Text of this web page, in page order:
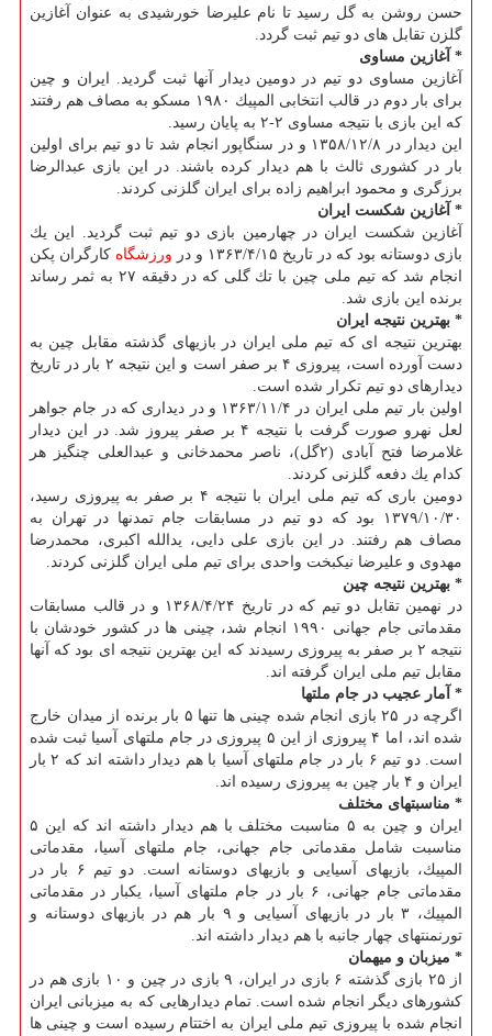
حسن روشن به گل رسید تا نام علیرضا خورشیدی به عنوان آغازین
گلزن تقابل های دو تیم ثبت گردد.
* آغازین مساوی
آغازین مساوی دو تیم در دومین دیدار آنها ثبت گردید. ایران و چین
برای بار دوم در قالب انتخابی المپیك ۱۹۸۰ مسكو به مصاف هم رفتند
كه این بازی با نتیجه مساوی ۲-۲ به پایان رسید.
این دیدار در ۱۳۵۸/۱۲/۸ و در سنگاپور انجام شد تا دو تیم برای اولین
بار در كشوری ثالث با هم دیدار كرده باشند. در این بازی عبدالرضا
برزگری و محمود ابراهیم زاده برای ایران گلزنی كردند.
* آغازین شكست ایران
آغازین شكست ایران در چهارمین بازی دو تیم ثبت گردید. این یك
بازی دوستانه بود كه در تاریخ ۱۳۶۳/۴/۱۵ و در
ورزشگاه كارگران پكن
انجام شد كه تیم ملی چین با تك گلی كه در دقیقه ۲۷ به ثمر رساند
برنده این بازی شد.
* بهترین نتیجه ایران
بهترین نتیجه ای كه تیم ملی ایران در بازیهای گذشته مقابل چین به
دست آورده است، پیروزی ۴ بر صفر است و این نتیجه ۲ بار در تاریخ
دیدارهای دو تیم تكرار شده است.
اولین بار تیم ملی ایران در ۱۳۶۳/۱۱/۴ و در دیداری كه در جام جواهر
لعل نهرو صورت گرفت با نتیجه ۴ بر صفر پیروز شد. در این دیدار
غلامرضا فتح آبادی (۲گل)، ناصر محمدخانی و عبدالعلی چنگیز هر
كدام یك دفعه گلزنی كردند.
دومین باری كه تیم ملی ایران با نتیجه ۴ بر صفر به پیروزی رسید،
۱۳۷۹/۱۰/۳۰ بود كه دو تیم در مسابقات جام تمدنها در تهران به
مصاف هم رفتند. در این بازی علی دایی، یدالله اكبری، محمدرضا
مهدوی و علیرضا نیكبخت واحدی برای تیم ملی ایران گلزنی كردند.
* بهترین نتیجه چین
در نهمین تقابل دو تیم كه در تاریخ ۱۳۶۸/۴/۲۴ و در قالب مسابقات
مقدماتی جام جهانی ۱۹۹۰ انجام شد، چینی ها در كشور خودشان با
نتیجه ۲ بر صفر به پیروزی رسیدند كه این بهترین نتیجه ای بود كه آنها
مقابل تیم ملی ایران گرفته اند.
* آمار عجیب در جام ملتها
اگرچه در ۲۵ بازی انجام شده چینی ها تنها ۵ بار برنده از میدان خارج
شده اند، اما ۴ پیروزی از این ۵ پیروزی در جام ملتهای آسیا ثبت شده
است. دو تیم ۶ بار در جام ملتهای آسیا با هم دیدار داشته اند كه ۲ بار
ایران و ۴ بار چین به پیروزی رسیده اند.
* مناسبتهای مختلف
ایران و چین به ۵ مناسبت مختلف با هم دیدار داشته اند كه این ۵
مناسبت شامل مقدماتی جام جهانی، جام ملتهای آسیا، مقدماتی
المپیك، بازیهای آسیایی و بازیهای دوستانه است. دو تیم ۶ بار در
مقدماتی جام جهانی، ۶ بار در جام ملتهای آسیا، یكبار در مقدماتی
المپیك، ۳ بار در بازیهای آسیایی و ۹ بار هم در بازیهای دوستانه و
تورنمنتهای چهار جانبه با هم دیدار داشته اند.
* میزبان و میهمان
از ۲۵ بازی گذشته ۶ بازی در ایران، ۹ بازی در چین و ۱۰ بازی هم در
كشورهای دیگر انجام شده است. تمام دیدارهایی كه به میزبانی ایران
انجام شده با پیروزی تیم ملی ایران به اختتام رسیده است و چینی ها